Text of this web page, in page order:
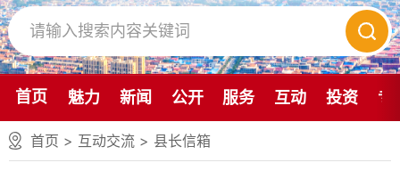
首页 魅力 新闻 公开 服务 互动 投资 专
首页 > 互动交流 > 县长信箱